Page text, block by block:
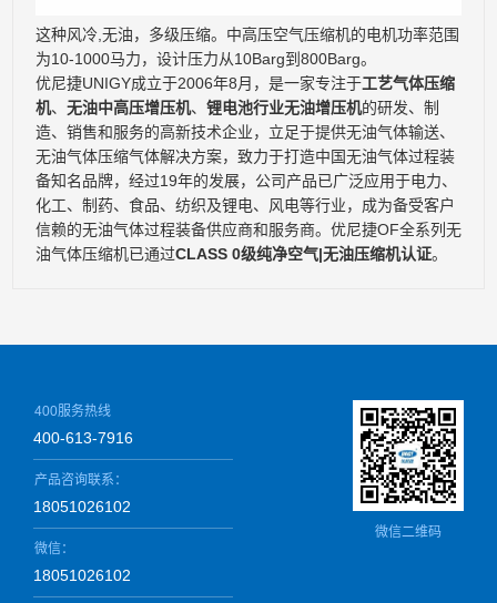
这种风冷,无油，多级压缩。中高压空气压缩机的电机功率范围
为10-1000马力，设计压力从10Barg到800Barg。
优尼捷UNIGY成立于2006年8月，是一家专注于工艺气体压缩
机、 无油中高压增压机、 锂电池行业无油增压机的研发、制
造、销售和服务的高新技术企业，立足于提供无油气体输送、
无油气体压缩气体解决方案，致力于打造中国无油气体过程装
备知名品牌，经过19年的发展，公司产品已广泛应用于电力、
化工、制药、食品、纺织及锂电、风电等行业，成为备受客户
信赖的无油气体过程装备供应商和服务商。优尼捷OF全系列无
油气体压缩机已通过CLASS 0级纯净空气|无油压缩机认证。
微信二维码
400服务热线
400-613-7916
产品咨询联系：
18051026102
微信：
18051026102